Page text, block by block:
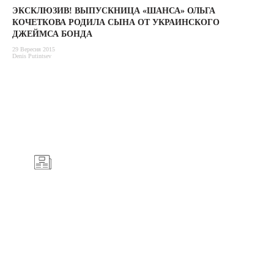
ЭКСКЛЮЗИВ! ВЫПУСКНИЦА «ШАНСА» ОЛЬГА
КОЧЕТКОВА РОДИЛА СЫНА ОТ УКРАИНСКОГО
ДЖЕЙМСА БОНДА
29 Вересня 2015
Denis Putintsev